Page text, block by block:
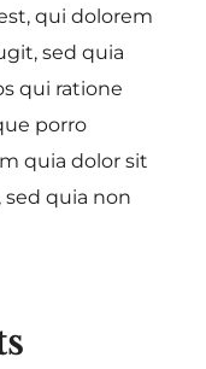
qui dolorem
sed quia
qui ratione
porro
quia dolor sit
quia non